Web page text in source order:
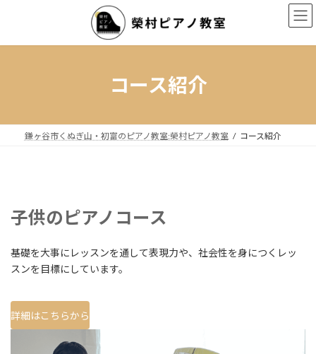
ン
ー
コース紹介
鎌ヶ谷市くぬぎ山・初富のピアノ教室:榮村ピアノ教室 コース紹介
子供のピアノコース
基礎を大事にレッスンを通して表現力や、社会性を身につくレッ
スンを目標にしています。
詳細はこちらから